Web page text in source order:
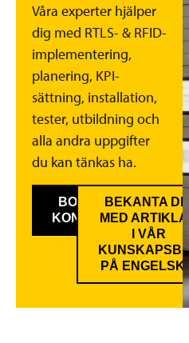
Våra experter hjälper
dig med RTLS- & RFID-
implementering,
planering, KPI-
sättning, installation,
tester, utbildning och
alla andra uppgifter
du kan tänkas ha.
BOKA GRATIS
KONSULTATION
BEKANTA DIG
MED
I VÅR
PÅ